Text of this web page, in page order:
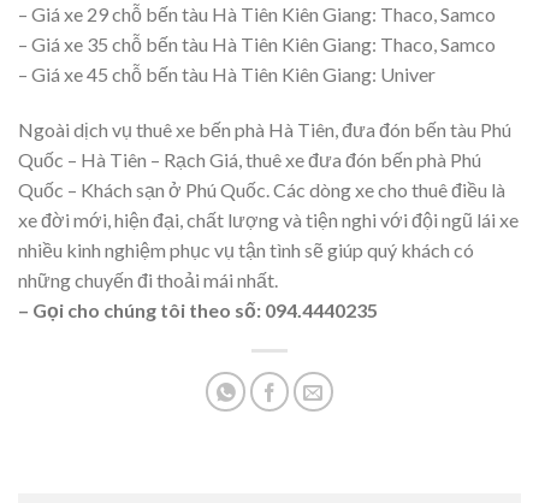
– Giá xe 29 chỗ bến tàu Hà Tiên Kiên Giang: Thaco, Samco
– Giá xe 35 chỗ bến tàu Hà Tiên Kiên Giang: Thaco, Samco
– Giá xe 45 chỗ bến tàu Hà Tiên Kiên Giang: Univer
Ngoài dịch vụ thuê xe bến phà Hà Tiên, đưa đón bến tàu Phú
Quốc – Hà Tiên – Rạch Giá, thuê xe đưa đón bến phà Phú
Quốc – Khách sạn ở Phú Quốc. Các dòng xe cho thuê điều là
xe đời mới, hiện đại, chất lượng và tiện nghi với đội ngũ lái xe
nhiều kinh nghiệm phục vụ tận tình sẽ giúp quý khách có
những chuyến đi thoải mái nhất.
– Gọi cho chúng tôi theo số: 094.4440235